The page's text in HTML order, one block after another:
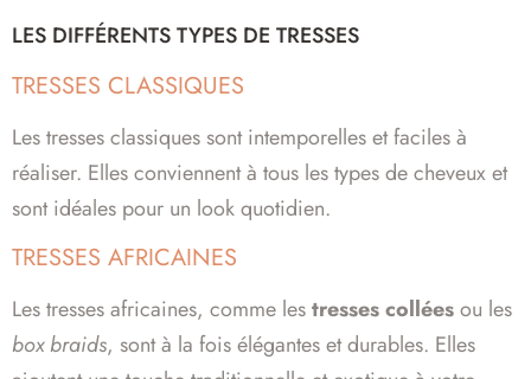
LES DIFFÉRENTS TYPES DE TRESSES
TRESSES CLASSIQUES
Les tresses classiques sont intemporelles et faciles à
réaliser. Elles conviennent à tous les types de cheveux et
sont idéales pour un look quotidien.
TRESSES AFRICAINES
Les tresses africaines, comme lestresses colléesou les
box braids, sont à la fois élégantes et durables. Elles